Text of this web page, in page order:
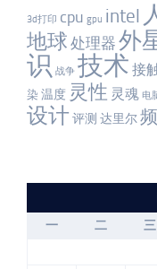
3d打印 cpu gpu intel
地球 处理器 外
识 战争 技术 接
染 温度 灵性 灵魂 电
设计评测 达里尔
一
二 三